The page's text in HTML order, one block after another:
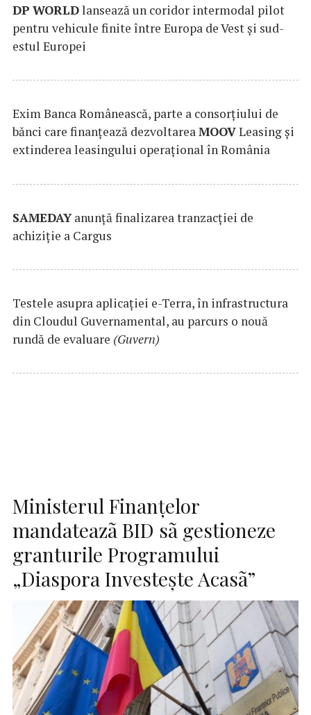
DP WORLDlansează un coridor intermodal pilot
pentru vehicule finite între Europa de Vest și sud-
estul Europei
Exim Banca Românească, parte a consorțiului de
bănci care finanțează dezvoltareaMOOVLeasing și
extinderea leasingului operațional în România
SAMEDAYanunță finalizarea tranzacției de
achiziție a Cargus
Testele asupra aplicaţiei e-Terra, în infrastructura
din Cloudul Guvernamental, au parcurs o nouă
rundă de evaluare (Guvern)
Ministerul Finanțelor
mandateazã BID sã gestioneze
granturile Programului
„Diaspora Investește Acasã”